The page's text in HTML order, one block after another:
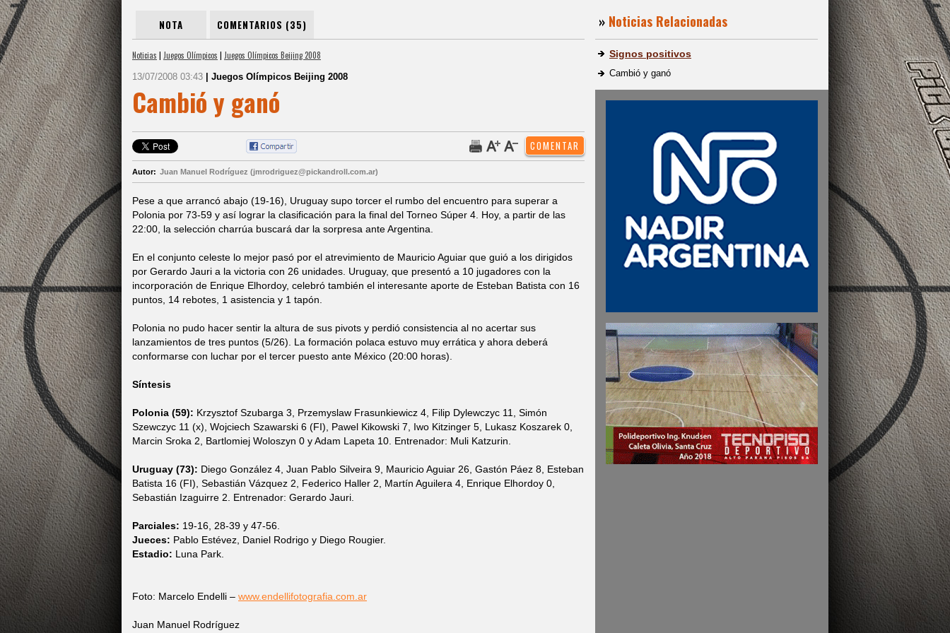
NOTA COMENTARIOS (35)
Noticias | Juegos Olímpicos | Juegos Olímpicos Beijing 2008
13/07/2008 03:43 | Juegos Olímpicos Beijing 2008
Cambió y ganó
Autor: Juan Manuel Rodríguez (jmrodriguez@pickandroll.com.ar)
Pese a que arrancó abajo (19-16), Uruguay supo torcer el rumbo del encuentro para superar a
Polonia por 73-59 y así lograr la clasificación para la final del Torneo Súper 4. Hoy, a partir de las
22:00, la selección charrúa buscará dar la sorpresa ante Argentina.
En el conjunto celeste lo mejor pasó por el atrevimiento de Mauricio Aguiar que guió a los dirigidos
por Gerardo Jauri a la victoria con 26 unidades. Uruguay, que presentó a 10 jugadores con la
incorporación de Enrique Elhordoy, celebró también el interesante aporte de Esteban Batista con 16
puntos, 14 rebotes, 1 asistencia y 1 tapón.
Polonia no pudo hacer sentir la altura de sus pivots y perdió consistencia al no acertar sus
lanzamientos de tres puntos (5/26). La formación polaca estuvo muy errática y ahora deberá
conformarse con luchar por el tercer puesto ante México (20:00 horas).
Síntesis
Polonia (59): Krzysztof Szubarga 3, Przemyslaw Frasunkiewicz 4, Filip Dylewczyc 11, Simón
Szewczyc 11 (x), Wojciech Szawarski 6 (FI), Pawel Kikowski 7, Iwo Kitzinger 5, Lukasz Koszarek 0,
Marcin Sroka 2, Bartlomiej Woloszyn 0 y Adam Lapeta 10. Entrenador: Muli Katzurin.
Uruguay (73): Diego González 4, Juan Pablo Silveira 9, Mauricio Aguiar 26, Gastón Páez 8, Esteban
Batista 16 (FI), Sebastián Vázquez 2, Federico Haller 2, Martín Aguilera 4, Enrique Elhordoy 0,
Sebastián Izaguirre 2. Entrenador: Gerardo Jauri.
Parciales: 19-16, 28-39 y 47-56.
Jueces: Pablo Estévez, Daniel Rodrigo y Diego Rougier.
Estadio: Luna Park.
Foto: Marcelo Endelli – www.endellifotografia.com.ar
Juan Manuel Rodríguez
» Noticias Relacionadas
Signos positivos
Cambió y ganó